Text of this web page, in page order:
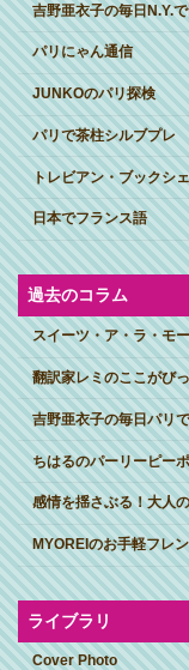
吉野亜衣子の毎日N.Y.
パリにゃん通信
JUNKOのパリ探検
パリで茶柱シルブプレ
トレビアン・ブックシ
日本でフランス語
過去のコラム
スイーツ・ア・ラ・モ
翻訳家レミのここがび
吉野亜衣子の毎日パリ
ちはるのパーリーピー
感情を揺さぶる！大人
MYOREIのお手軽フレ
ライブラリ
Cover Photo